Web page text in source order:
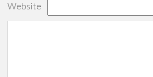
Website